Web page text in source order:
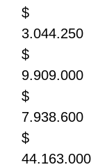
$
3.044.250
$
9.909.000
$
7.938.600
$
44.163.000